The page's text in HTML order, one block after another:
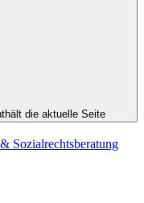
die aktuelle Seite
Sozialrechtsberatung